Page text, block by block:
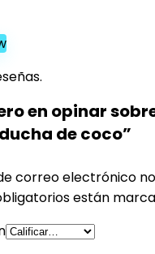
en opinar
de coco”
correo electrónico
están